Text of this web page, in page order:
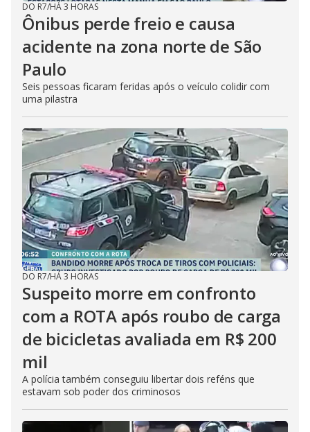
DO R7/HÁ 3 HORAS
Ônibus perde freio e causa
acidente na zona norte de São
Paulo
Seis pessoas ficaram feridas após o veículo colidir com
uma pilastra
DO R7/HÁ 3 HORAS
Suspeito morre em confronto
com a ROTA após roubo de carga
de bicicletas avaliada em R$ 200
mil
A polícia também conseguiu libertar dois reféns que
estavam sob poder dos criminosos